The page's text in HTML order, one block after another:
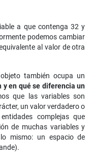
a que contenga 32 y
podemos cambiar
al valor de otra
también ocupa un
y en qué se diferencia un
que las variables son
un valor verdadero o
complejas que
de muchas variables y
mismo: un espacio de